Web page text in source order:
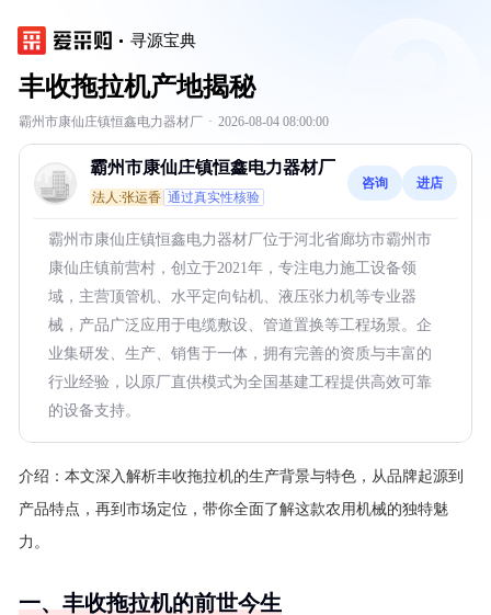
寻源宝典
丰收拖拉机产地揭秘
霸州市康仙庄镇恒鑫电力器材厂 · 2026-08-04 08:00:00
霸州市康仙庄镇恒鑫电力器材厂
法人:张运香 通过真实性核验
咨询 进店
霸州市康仙庄镇恒鑫电力器材厂位于河北省廊坊市霸州市
康仙庄镇前营村，创立于2021年，专注电力施工设备领
域，主营顶管机、水平定向钻机、液压张力机等专业器
械，产品广泛应用于电缆敷设、管道置换等工程场景。企
业集研发、生产、销售于一体，拥有完善的资质与丰富的
行业经验，以原厂直供模式为全国基建工程提供高效可靠
的设备支持。
介绍： 本文深入解析丰收拖拉机的生产背景与特色，从品牌起源到
产品特点，再到市场定位，带你全面了解这款农用机械的独特魅
力。
一、丰收拖拉机的前世今生